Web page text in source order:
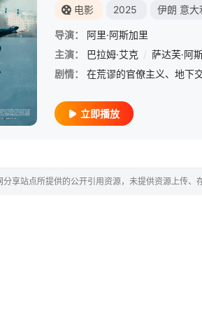
电影 2025 伊朗 意大
导演：
阿里·阿斯加里
主演：
巴拉姆·艾克 / 萨达芙·阿
剧情：
立即播放
享站点所提供的公开引用资源，未提供资源上传、